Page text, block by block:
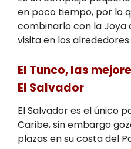
en poco tiempo, por lo
combinarlo con la Joya
visita en los alrededores
El Tunco, las
El Salvador
El Salvador es el único
Caribe, sin embargo
plazas en su costa del